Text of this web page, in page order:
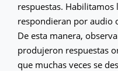
respuestas.
respondieran por audio
De esta manera,
produjeron respuestas
que muchas veces se